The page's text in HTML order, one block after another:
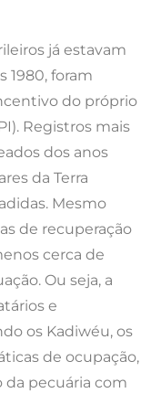
já estavam
1980, foram
do próprio
Registros mais
dos anos
da Terra
Mesmo
de recuperação
cerca de
Ou seja, a
e
os Kadiwéu, os
de ocupação,
da pecuária com